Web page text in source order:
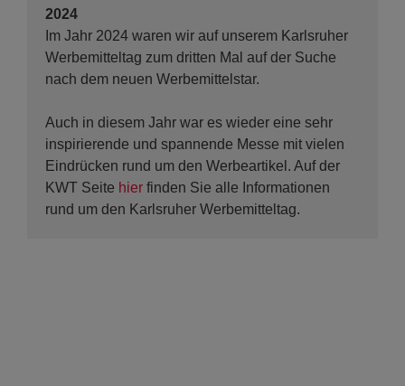
2024
Im Jahr 2024 waren wir auf unserem Karlsruher
Werbemitteltag zum dritten Mal auf der Suche
nach dem neuen Werbemittelstar.
Auch in diesem Jahr war es wieder eine sehr
inspirierende und spannende Messe mit vielen
Eindrücken rund um den Werbeartikel. Auf der
KWT Seite hier finden Sie alle Informationen
rund um den Karlsruher Werbemitteltag.